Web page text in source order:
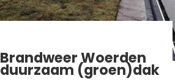
Brandweer Woerden
duurzaam (groen)dak